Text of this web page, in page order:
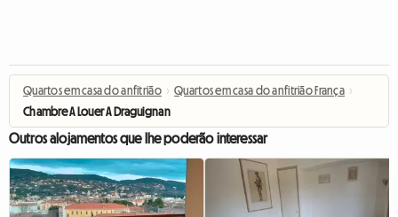
Quartos em casa do anfitrião › Quartos em casa do anfitrião França ›
Chambre A Louer A Draguignan
Outros alojamentos que lhe poderão interessar